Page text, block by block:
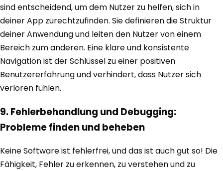
sind entscheidend, um dem Nutzer zu helfen, sich in
deiner App zurechtzufinden. Sie definieren die Struktur
deiner Anwendung und leiten den Nutzer von einem
Bereich zum anderen. Eine klare und konsistente
Navigation ist der Schlüssel zu einer positiven
Benutzererfahrung und verhindert, dass Nutzer sich
verloren fühlen.
9. Fehlerbehandlung und Debugging:
Probleme finden und beheben
Keine Software ist fehlerfrei, und das ist auch gut so! Die
Fähigkeit, Fehler zu erkennen, zu verstehen und zu